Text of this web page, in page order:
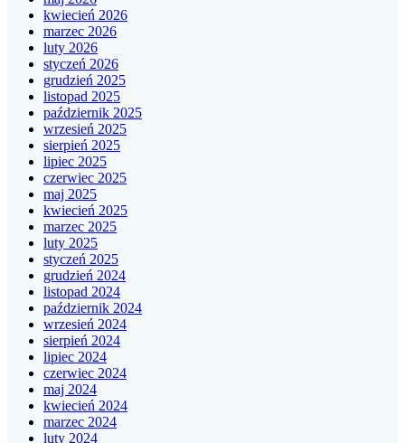
kwiecień 2026
marzec 2026
luty 2026
styczeń 2026
grudzień 2025
listopad 2025
październik 2025
wrzesień 2025
sierpień 2025
lipiec 2025
czerwiec 2025
maj 2025
kwiecień 2025
marzec 2025
luty 2025
styczeń 2025
grudzień 2024
listopad 2024
październik 2024
wrzesień 2024
sierpień 2024
lipiec 2024
czerwiec 2024
maj 2024
kwiecień 2024
marzec 2024
luty 2024